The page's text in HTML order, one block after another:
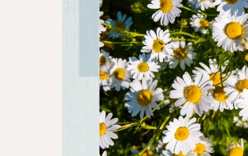
น้ำหอม
เครื่องสำอาง
ผลิตภัณฑ์ดูแลในช่องปาก
ผลิตภัณฑ์ดูแลจุดซ่อนเร้น
ผลิตภัณฑ์ดูแลผิวสำหรับผู้ชาย
ผลิตภัณฑ์ดูแลจุดซ่อนเร้น
ผลิตภัณฑ์ดูแลผิวสำหรับผู้ชาย